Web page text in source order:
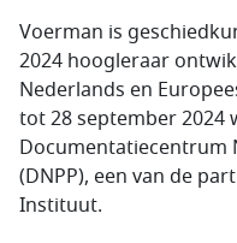
Voerman is
2024 hoogleraar
Nederlands en
tot 28 september 2024
Documentatiecentrum
(DNPP), een van de
Instituut.